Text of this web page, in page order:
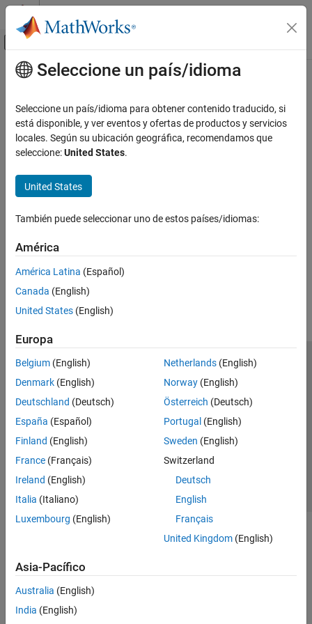
Saltar al contenido
Mostrar/ocultar menú de navegación
Inicio de Documentación
Contenido principal
¿Qué tan útil fue esta traducción?
Seleccione un país/idioma
Seleccione un país/idioma para obtener contenido traducido, si
está disponible, y ver eventos y ofertas de productos y servicios
locales. Según su ubicación geográfica, recomendamos que
seleccione:United States.
United States
También puede seleccionar uno de estos países/idiomas:
América
América Latina (Español)
Canada (English)
United States (English)
Europa
Belgium (English)
Denmark (English)
Deutschland (Deutsch)
España (Español)
Finland (English)
France (Français)
Ireland (English)
Italia (Italiano)
Luxembourg (English)
Netherlands(English)
Norway(English)
Österreich (Deutsch)
Portugal (English)
Sweden (English)
Switzerland
Deutsch
English
Français
United Kingdom(English)
Asia-Pacífico
Australia (English)
India (English)
Centro de confianza
Marcas comerciales
Política de privacidad
Antipiratería
Estado de las aplicaciones
Información de contacto
© 1994-2026 The MathWorks, Inc.
Seleccione un país/